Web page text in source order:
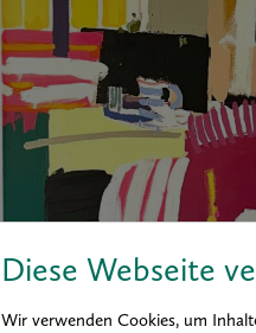
Diese Webseite
Wir verwenden Cookies, um